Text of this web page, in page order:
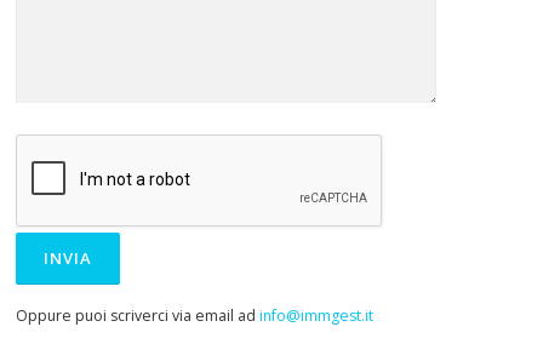
Oppure puoi scriverci via email adinfo@immgest.it